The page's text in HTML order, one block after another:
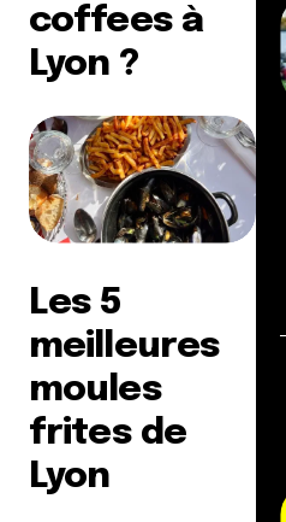
coffees à
Lyon ?
Les 5
meilleures
moules
frites de
Lyon